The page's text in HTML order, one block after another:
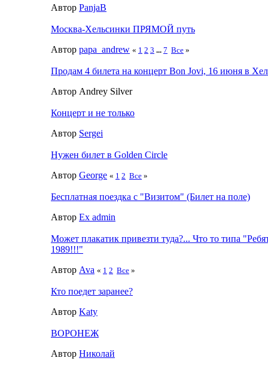
Автор PanjaB
Москва-Хельсинки ПРЯМОЙ путь
Автор papa_andrew « 1 2 3 ... 7 Все »
Продам 4 билета на концерт Bon Jovi, 16 июня в
Автор Andrey Silver
Концерт и не только
Автор Sergei
Нужен билет в Golden Circle
Автор George « 1 2 Все »
Бесплатная поездка с "Визитом" (Билет на поле)
Автор Ex admin
Может плакатик привезти туда?... Что то типа
1989!!!"
Автор Ava « 1 2 Все »
Кто поедет заранее?
Автор Katy
ВОРОНЕЖ
Автор Николай